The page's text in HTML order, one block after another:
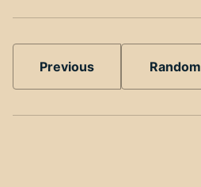
Previous Random